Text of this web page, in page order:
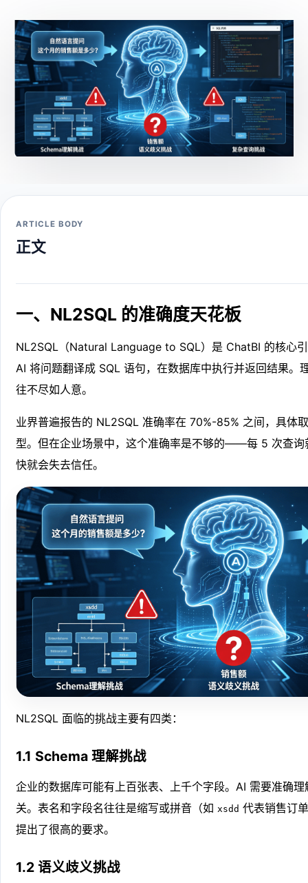
ARTICLE BODY
正文
一、NL2SQL 的准确度天花板
NL2SQL（Natural Language to SQL）是 ChatBI 的核心
AI 将问题翻译成 SQL 语句，在数据库中执行并返回结果。
往不尽如人意。
业界普遍报告的 NL2SQL 准确率在 70%-85% 之间，具体
型。但在企业场景中，这个准确率是不够的——每 5 次查询
快就会失去信任。
NL2SQL 面临的挑战主要有四类：
1.1 Schema 理解挑战
企业的数据库可能有上百张表、上千个字段。AI 需要准确
关。表名和字段名往往是缩写或拼音（如 xsdd 代表销售订
提出了很高的要求。
1.2 语义歧义挑战